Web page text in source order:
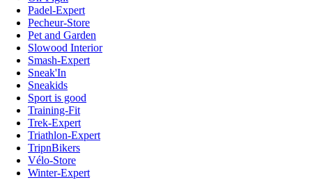
Padel-Expert
Pecheur-Store
Pet and Garden
Slowood Interior
Smash-Expert
Sneak'In
Sneakids
Sport is good
Training-Fit
Trek-Expert
Triathlon-Expert
TripnBikers
Vélo-Store
Winter-Expert